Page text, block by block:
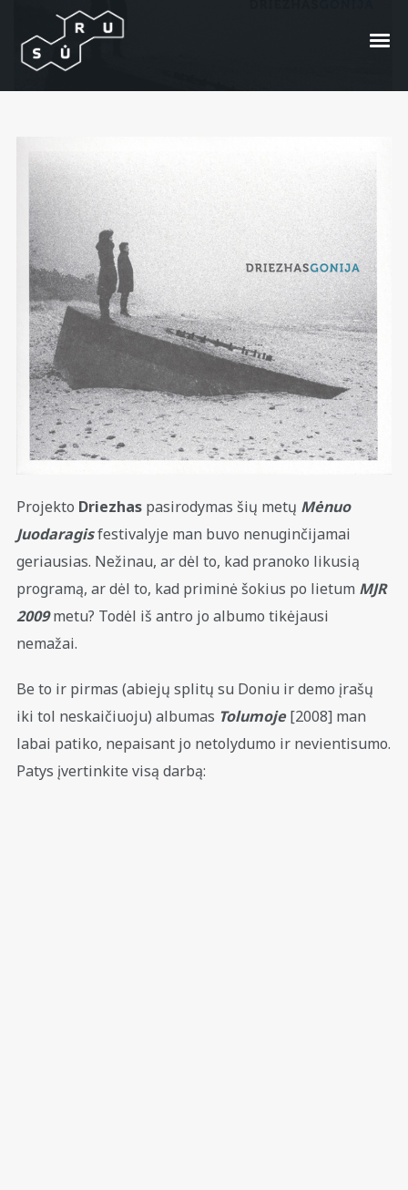
Posted On 2012/12/05 In
Andrzej
Projekto Driezhaspasirodymas šių metų Mėnuo
Juodaragisfestivalyje man buvo nenuginčijamai
geriausias. Nežinau, ar dėl to, kad pranoko likusią
programą, ar dėl to, kad priminė šokius po lietum MJR
2009metu? Todėl iš antro jo albumo tikėjausi
nemažai.
Be to ir pirmas (abiejų splitų su Doniu ir demo įrašų
iki tol neskaičiuoju) albumas Tolumoje[2008] man
labai patiko, nepaisant jo netolydumo ir nevientisumo.
Patys įvertinkite visą darbą: